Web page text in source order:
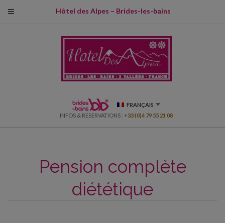
Hôtel des Alpes – Brides-les-bains
FRANÇAIS
INFOS & RESERVATIONS : +33 (0)4 79 55 21 08
Pension complète
diététique